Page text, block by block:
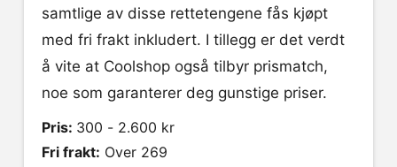
samtlige av disse rettetengene fås kjøpt
med fri frakt inkludert. I tillegg er det verdt
å vite at Coolshop også tilbyr prismatch,
noe som garanterer deg gunstige priser.
Pris: 300 - 2.600 kr
Fri frakt: Over 269